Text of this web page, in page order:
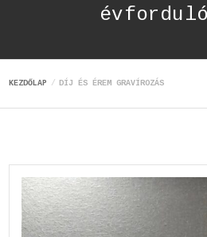
KEZDŐLAP DÍJ ÉS ÉREM GRAVÍROZÁS